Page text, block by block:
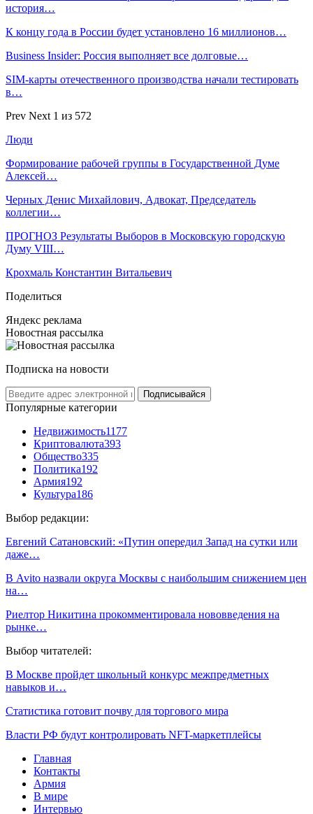
история…
К концу года в России будет установлено 16 миллионов…
Business Insider: Россия выполняет все долговые…
SIM-карты отечественного производства начали тестировать
в…
Prev Next 1 из 572
Люди
Формирование рабочей группы в Государственной Думе
Алексей…
Черных Денис Михайлович, Адвокат, Председатель
коллегии…
ПРОГНОЗ Результаты Выборов в Московскую городскую
Думу VIII…
Крохмаль Константин Витальевич
Поделиться
Яндекс реклама
Новостная рассылка
Подписка на новости
Подписывайся
Популярные категории
Недвижимость1177
Криптовалюта393
Общество335
Политика192
Армия192
Культура186
Выбор редакции:
Евгений Сатановский: «Путин опередил Запад на сутки или
даже…
В Avito назвали округа Москвы с наибольшим снижением цен
на…
Риелтор Никитина прокомментировала нововведения на
рынке…
Выбор читателей:
В Москве пройдет школьный конкурс межпредметных
навыков и…
Статистика готовит почву для торгового мира
Власти РФ будут контролировать NFT-маркетплейсы
Главная
Контакты
Армия
В мире
Интервью